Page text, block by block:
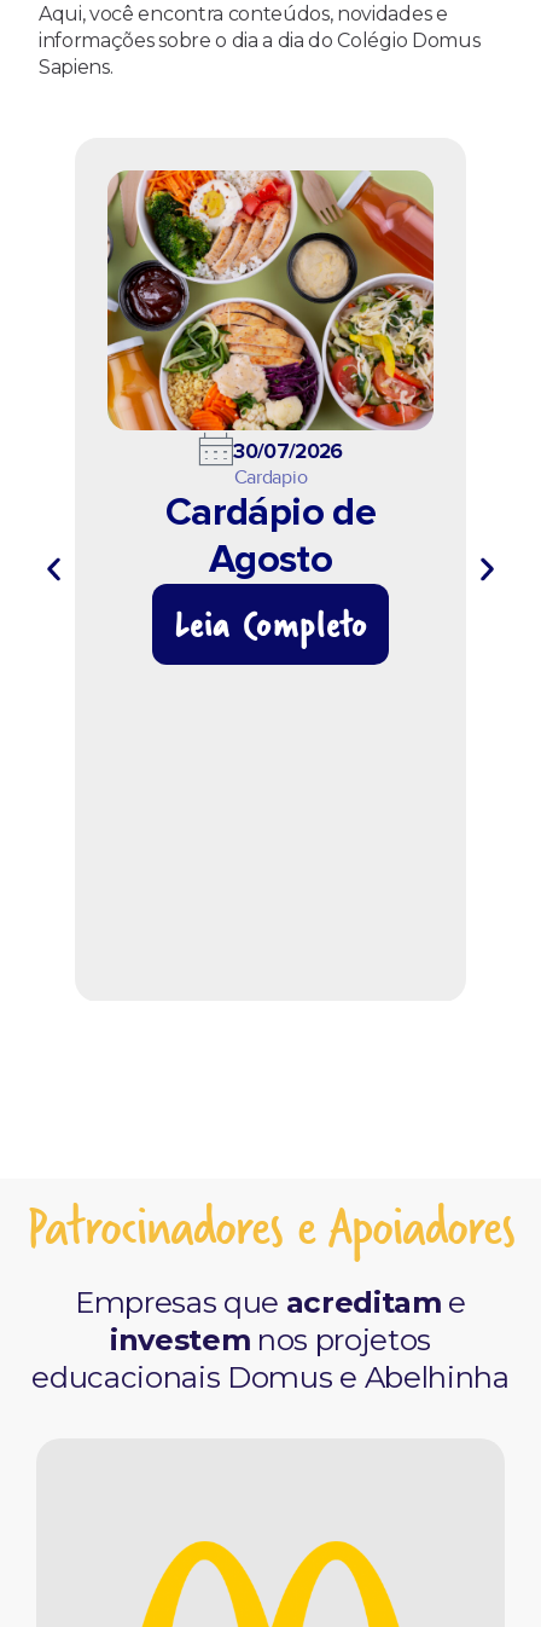
Aqui, você encontra conteúdos, novidades e
informações sobre o dia a dia do Colégio Domus
Sapiens.
30/07/2026
Cardapio
Cardápio de
Agosto
Leia Completo
Patrocinadores e Apoiadores
Empresas que acreditam e
investem nos projetos
educacionais Domus e Abelhinha